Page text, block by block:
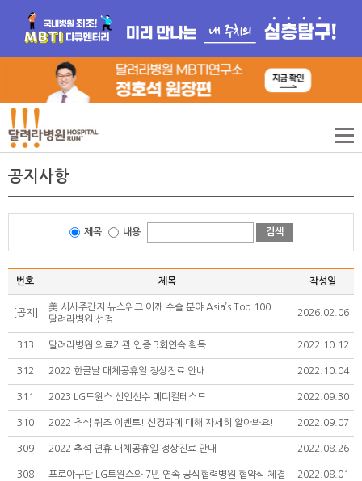
공지사항
제목 내용 검색
번호 제목 작성일
[공지]
美 시사주간지 뉴스위크 어깨 수술 분야 Asia’s Top 100
달려라병원 선정
2026.02.06
313 달려라병원 의료기관 인증 3회연속 획득! 2022.10.12
312 2022 한글날 대체공휴일 정상진료 안내 2022.10.04
311 2023 LG트윈스 신인선수 메디컬테스트 2022.09.30
310 2022 추석 퀴즈 이벤트! 신경과에 대해 자세히 알아봐요! 2022.09.07
309 2022 추석 연휴 대체공휴일 정상진료 안내 2022.08.26
308 프로야구단 LG트윈스와 7년 연속 공식협력병원 협약식 체결 2022.08.01